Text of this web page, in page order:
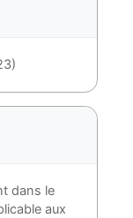
dans le
aux